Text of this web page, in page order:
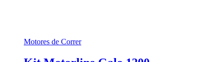
Motores de Correr